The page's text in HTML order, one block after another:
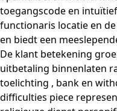
toegangscode en
functionaris locatie en
en biedt een
De klant betekening
uitbetaling binnenlaten
toelichting , bank en
difficulties piece